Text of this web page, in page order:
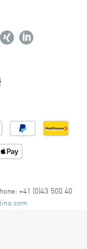
+41 (0)43 500 40